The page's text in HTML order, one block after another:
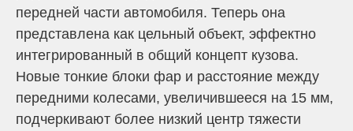
передней части автомобиля. Теперь она
представлена как цельный объект, эффектно
интегрированный в общий концепт кузова.
Новые тонкие блоки фар и расстояние между
передними колесами, увеличившееся на 15 мм,
подчеркивают более низкий центр тяжести